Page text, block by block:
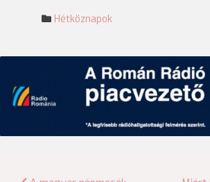
Hétköznapok